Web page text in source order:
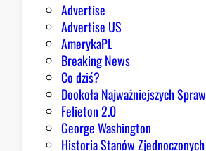
Advertise
Advertise US
AmerykaPL
Breaking News
Co dziś?
Dookoła Najważniejszych Spraw
Felieton 2.0
George Washington
Historia Stanów Zjednoczonych